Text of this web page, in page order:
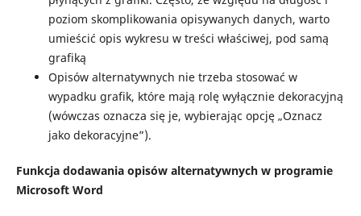
poziom skomplikowania opisywanych danych, warto
umieścić opis wykresu w treści właściwej, pod samą
grafiką
Opisów alternatywnych nie trzeba stosować w
wypadku grafik, które mają rolę wyłącznie dekoracyjną
(wówczas oznacza się je, wybierając opcję „Oznacz
jako dekoracyjne”).
Funkcja dodawania opisów alternatywnych w programie
Microsoft Word